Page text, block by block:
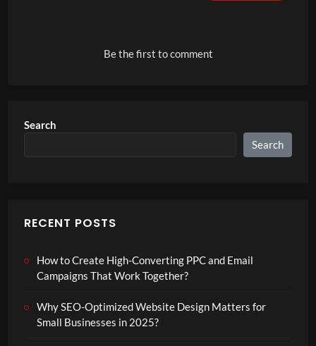
Be the first to comment
Search
Search
RECENT POSTS
How to Create High-Converting PPC and Email
Campaigns That Work Together?
Why SEO-Optimized Website Design Matters for
Small Businesses in 2025?